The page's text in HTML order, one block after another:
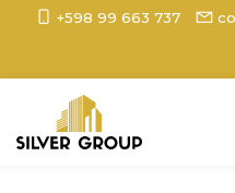
+598 99 663 737